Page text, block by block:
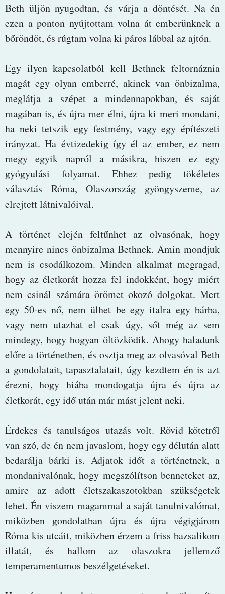
Beth üljön nyugodtan, és várja a döntését. Na én
ezen a ponton nyújtottam volna át emberünknek a
bőröndöt, és rúgtam volna ki páros lábbal az ajtón.
Egy ilyen kapcsolatból kell Bethnek feltornáznia
magát egy olyan emberré, akinek van önbizalma,
meglátja a szépet a mindennapokban, és saját
magában is, és újra mer élni, újra ki meri mondani,
ha neki tetszik egy festmény, vagy egy építészeti
irányzat. Ha évtizedekig így él az ember, ez nem
megy egyik napról a másikra, hiszen ez egy
gyógyulási folyamat. Ehhez pedig tökéletes
választás Róma, Olaszország gyöngyszeme, az
elrejtett látnivalóival.
A történet elején feltűnhet az olvasónak, hogy
mennyire nincs önbizalma Bethnek. Amin mondjuk
nem is csodálkozom. Minden alkalmat megragad,
hogy az életkorát hozza fel indokként, hogy miért
nem csinál számára örömet okozó dolgokat. Mert
egy 50-es nő, nem ülhet be egy italra egy bárba,
vagy nem utazhat el csak úgy, sőt még az sem
mindegy, hogy hogyan öltözködik. Ahogy haladunk
előre a történetben, és osztja meg az olvasóval Beth
a gondolatait, tapasztalatait, úgy kezdtem én is azt
érezni, hogy hiába mondogatja újra és újra az
életkorát, egy idő után már mást jelent neki.
Érdekes és tanulságos utazás volt. Rövid kötetről
van szó, de én nem javaslom, hogy egy délután alatt
bedarálja bárki is. Adjatok időt a történetnek, a
mondanivalónak, hogy megszólítson benneteket az,
amire az adott életszakaszotokban szükségetek
lehet. Én viszem magammal a saját tanulnivalómat,
miközben gondolatban újra és újra végigjárom
Róma kis utcáit, miközben érzem a friss bazsalikom
illatát, és hallom az olaszokra jellemző
temperamentumos beszélgetéseket.